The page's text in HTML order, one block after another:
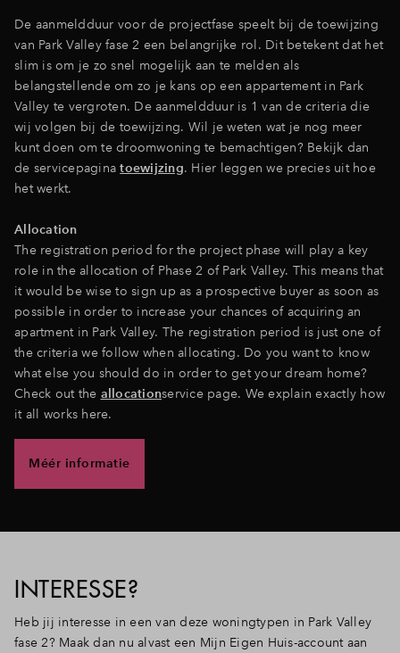
De aanmeldduur voor de projectfase speelt bij de toewijzing
van Park Valley fase 2 een belangrijke rol. Dit betekent dat het
slim is om je zo snel mogelijk aan te melden als
belangstellende om zo je kans op een appartement in Park
Valley te vergroten. De aanmeldduur is 1 van de criteria die
wij volgen bij de toewijzing. Wil je weten wat je nog meer
kunt doen om te droomwoning te bemachtigen? Bekijk dan
de servicepaginatoewijzing. Hier leggen we precies uit hoe
het werkt.
Allocation
The registration period for the project phase will play a key
role in the allocation of Phase 2 of Park Valley. This means that
it would be wise to sign up as a prospective buyer as soon as
possible in order to increase your chances of acquiring an
apartment in Park Valley. The registration period is just one of
the criteria we follow when allocating. Do you want to know
what else you should do in order to get your dream home?
Check out the allocationservice page. We explain exactly how
it all works here.
Méér informatie
INTERESSE?
Heb jij interesse in een van deze woningtypen in Park Valley
fase 2? Maak dan nu alvast een Mijn Eigen Huis-account aan